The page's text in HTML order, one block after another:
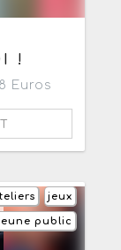
!
8 Euros
jeux
public